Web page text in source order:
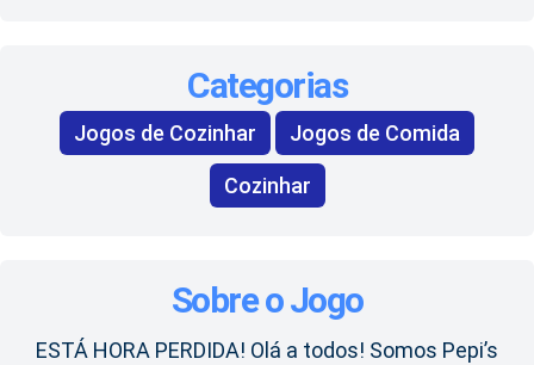
Categorias
Jogos de Cozinhar Jogos de Comida
Cozinhar
Sobre o Jogo
ESTÁ HORA PERDIDA! Olá a todos! Somos Pepi’s